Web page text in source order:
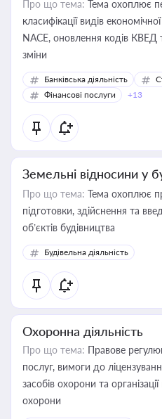
Про що тема: Тема охоплює
класифікації видів
NACE, оновлення кодів КВЕД
зміни
Банківська діяльність
Фінансові послуги
+13
Земельні відносини у
Про що тема: Тема охоплює
підготовки, здійснення та
об’єктів будівництва
Будівельна діяльність
Охоронна діяльність
Про що тема: Правове
послуг, вимоги до
засобів охорони та
охорони